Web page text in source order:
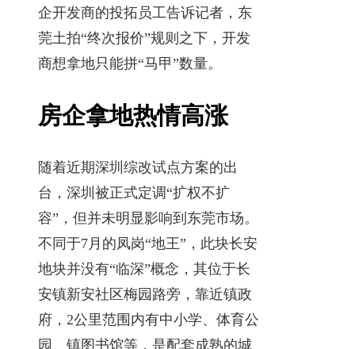
企开发商的投拓员工告诉记者，东
莞土拍“终次报价”规则之下，开发
商想拿地只能拼“马甲”数量。
房企拿地热情高涨
随着近期深圳综改试点方案的出
台，深圳被正式定调“扩权不扩
容”，但并未明显影响到东莞市场。
不同于7月的凤岗“地王”，此块长安
地块并没有“临深”概念，其位于长
安镇新安社区梅园路旁，靠近镇政
府，2公里范围内有中小学、体育公
园、镇图书馆等，是配套成熟的城